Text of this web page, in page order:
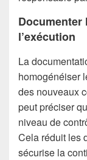
l’exécution
La
homogénéiser
des nouveaux
peut préciser
niveau de
Cela réduit les
sécurise la